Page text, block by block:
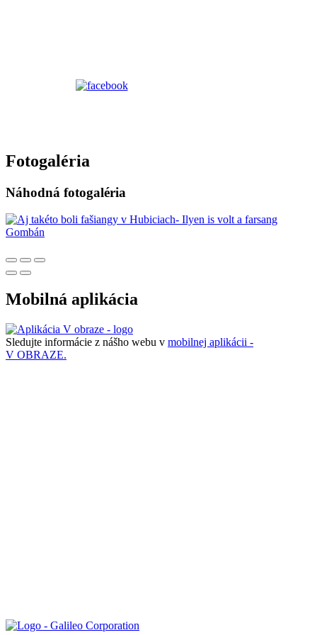
Fotogaléria
Náhodná fotogaléria
Mobilná aplikácia
Sledujte informácie z nášho webu v mobilnej aplikácii -
V OBRAZE.